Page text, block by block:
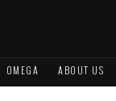
OMEGA ABOUT US